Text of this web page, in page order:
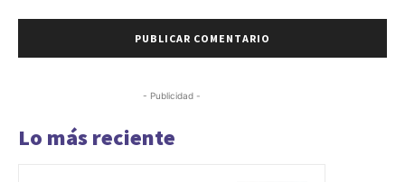
- Publicidad -
Lo más reciente